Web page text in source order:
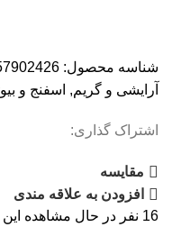
شناسه محصول:
آرایشی و گریم, اسفنج و
اشتراک گذاری:
مقایسه
افزودن به علاقه مندی
16 نفر در حال مشاهده